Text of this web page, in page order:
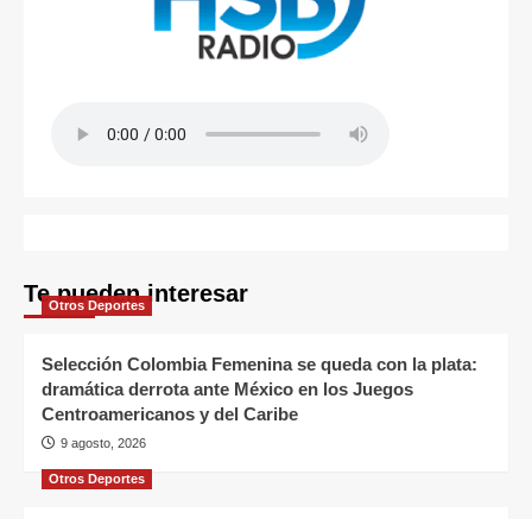
Te pueden interesar
Otros Deportes
Selección Colombia Femenina se queda con la plata:
dramática derrota ante México en los Juegos
Centroamericanos y del Caribe
9 agosto, 2026
Otros Deportes